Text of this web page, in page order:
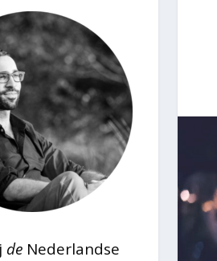
de Nederlandse